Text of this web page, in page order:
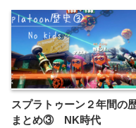
スプラトゥーン２年間の
まとめ③ NK時代